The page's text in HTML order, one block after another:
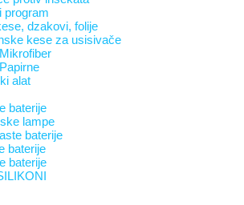
program
dzakovi, folije
kese za usisivače
Mikrofiber
Papirne
alat
baterije
lampe
baterije
baterije
baterije